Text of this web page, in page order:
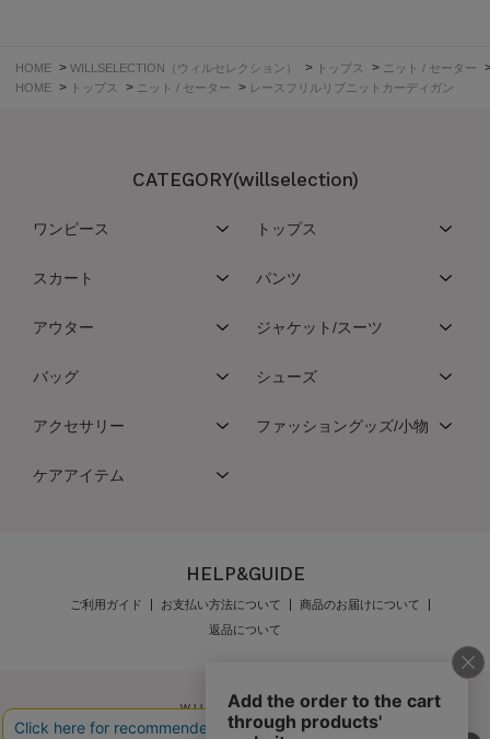
HOME > WILLSELECTION（ウィルセレクション） > トップス > ニット / セーター
HOME > トップス > ニット / セーター > レースフリルリブニットカーディガン
CATEGORY(willselection)
ワンピース トップス
スカート パンツ
アウター ジャケット/スーツ
バッグ シューズ
アクセサリー ファッショングッズ/小物
ケアアイテム
HELP&GUIDE
ご利用ガイド お支払い方法について
商品のお届けについて
返品について